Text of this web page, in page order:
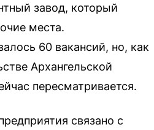
завод, который
места.
60 вакансий, но, как
Архангельской
пересматривается.
связано с